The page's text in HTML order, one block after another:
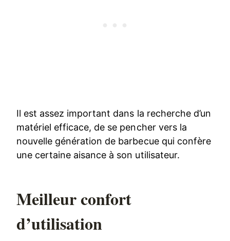
Il est assez important dans la recherche d’un
matériel efficace, de se pencher vers la
nouvelle génération de barbecue qui confère
une certaine aisance à son utilisateur.
Meilleur confort
d’utilisation